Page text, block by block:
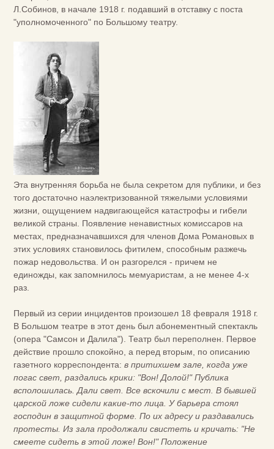
Л.Собинов, в начале 1918 г. подавший в отставку с поста
"уполномоченного" по Большому театру.
Эта внутренняя борьба не была секретом для публики, и без
того достаточно наэлектризованной тяжелыми условиями
жизни, ощущением надвигающейся катастрофы и гибели
великой страны. Появление ненавистных комиссаров на
местах, предназначавшихся для членов Дома Романовых в
этих условиях становилось фитилем, способным разжечь
пожар недовольства. И он разгорелся - причем не
единожды, как запомнилось мемуаристам, а не менее 4-х
раз.
Первый из серии инцидентов произошел 18 февраля 1918 г.
В Большом театре в этот день был абонементный спектакль
(опера "Самсон и Далила"). Театр был переполнен. Первое
действие прошло спокойно, а перед вторым, по описанию
газетного корреспондента: в притихшем зале, когда уже
погас свет, раздались крики: "Вон! Долой!" Публика
всполошилась. Дали свет. Все вскочили с мест. В бывшей
царской ложе сидели какие-то лица. У барьера стоял
господин в защитной форме. По их адресу и раздавались
протесты. Из зала продолжали свистеть и кричать: "Не
смеете сидеть в этой ложе! Вон!" Положение